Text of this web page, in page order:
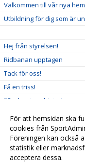
Välkommen till vår nya
Utbildning för dig som är
Hej från styrelsen!
Ridbanan upptagen
Tack för oss!
Få en triss!
Efterlysning - historia
Ridskolestart
Ystad Saltsjöbads
För att hemsidan ska
cookies från
Föreningen kan också
statistik eller
acceptera dessa.